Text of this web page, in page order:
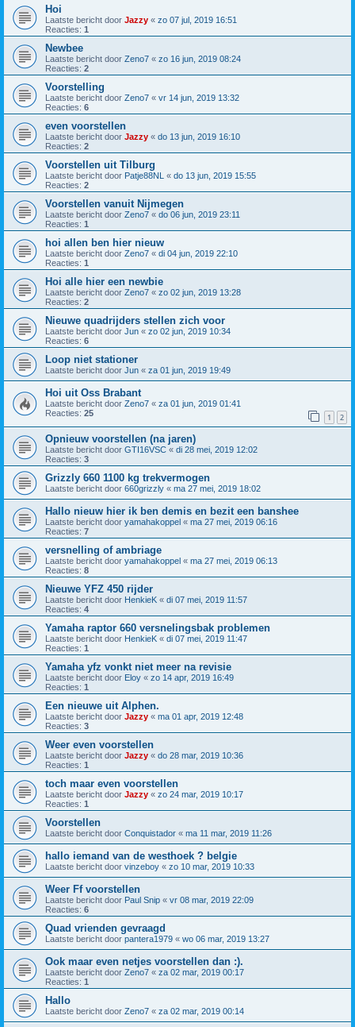
Hoi
Laatste bericht door Jazzy « zo 07 jul, 2019 16:51
Reacties: 1
Newbee
Laatste bericht door Zeno7 « zo 16 jun, 2019 08:24
Reacties: 2
Voorstelling
Laatste bericht door Zeno7 « vr 14 jun, 2019 13:32
Reacties: 6
even voorstellen
Laatste bericht door Jazzy « do 13 jun, 2019 16:10
Reacties: 2
Voorstellen uit Tilburg
Laatste bericht door Patje88NL « do 13 jun, 2019 15:55
Reacties: 2
Voorstellen vanuit Nijmegen
Laatste bericht door Zeno7 « do 06 jun, 2019 23:11
Reacties: 1
hoi allen ben hier nieuw
Laatste bericht door Zeno7 « di 04 jun, 2019 22:10
Reacties: 1
Hoi alle hier een newbie
Laatste bericht door Zeno7 « zo 02 jun, 2019 13:28
Reacties: 2
Nieuwe quadrijders stellen zich voor
Laatste bericht door Jun « zo 02 jun, 2019 10:34
Reacties: 6
Loop niet stationer
Laatste bericht door Jun « za 01 jun, 2019 19:49
Hoi uit Oss Brabant
Laatste bericht door Zeno7 « za 01 jun, 2019 01:41
Reacties: 25 1 2
Opnieuw voorstellen (na jaren)
Laatste bericht door GTI16VSC « di 28 mei, 2019 12:02
Reacties: 3
Grizzly 660 1100 kg trekvermogen
Laatste bericht door 660grizzly « ma 27 mei, 2019 18:02
Hallo nieuw hier ik ben demis en bezit een banshee
Laatste bericht door yamahakoppel « ma 27 mei, 2019 06:16
Reacties: 7
versnelling of ambriage
Laatste bericht door yamahakoppel « ma 27 mei, 2019 06:13
Reacties: 8
Nieuwe YFZ 450 rijder
Laatste bericht door HenkieK « di 07 mei, 2019 11:57
Reacties: 4
Yamaha raptor 660 versnelingsbak problemen
Laatste bericht door HenkieK « di 07 mei, 2019 11:47
Reacties: 1
Yamaha yfz vonkt niet meer na revisie
Laatste bericht door Eloy « zo 14 apr, 2019 16:49
Reacties: 1
Een nieuwe uit Alphen.
Laatste bericht door Jazzy « ma 01 apr, 2019 12:48
Reacties: 3
Weer even voorstellen
Laatste bericht door Jazzy « do 28 mar, 2019 10:36
Reacties: 1
toch maar even voorstellen
Laatste bericht door Jazzy « zo 24 mar, 2019 10:17
Reacties: 1
Voorstellen
Laatste bericht door Conquistador « ma 11 mar, 2019 11:26
hallo iemand van de westhoek ? belgie
Laatste bericht door vinzeboy « zo 10 mar, 2019 10:33
Weer Ff voorstellen
Laatste bericht door Paul Snip « vr 08 mar, 2019 22:09
Reacties: 6
Quad vrienden gevraagd
Laatste bericht door pantera1979 « wo 06 mar, 2019 13:27
Ook maar even netjes voorstellen dan :).
Laatste bericht door Zeno7 « za 02 mar, 2019 00:17
Reacties: 1
Hallo
Laatste bericht door Zeno7 « za 02 mar, 2019 00:14